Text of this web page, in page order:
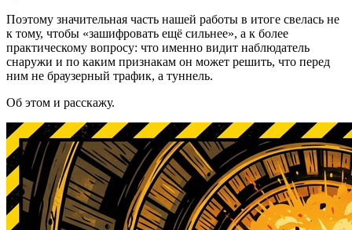
Поэтому значительная часть нашей работы в итоге свелась не
к тому, чтобы «зашифровать ещё сильнее», а к более
практическому вопросу: что именно видит наблюдатель
снаружи и по каким признакам он может решить, что перед
ним не браузерный трафик, а туннель.
Об этом и расскажу.